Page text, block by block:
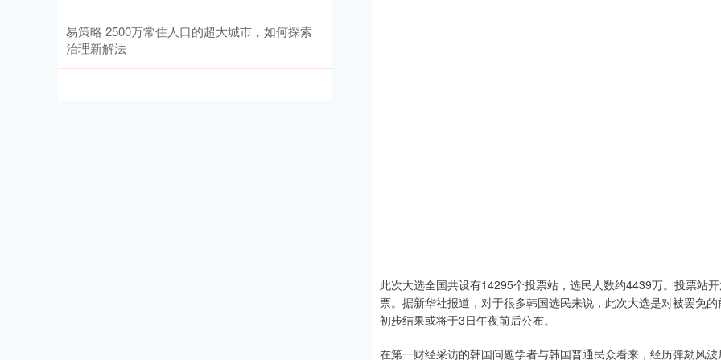
此次大选全国共设有14295个投票站，选民人数约4439万。投票站
票。据新华社报道，对于很多韩国选民来说，此次大选是对被罢免
初步结果或将于3日午夜前后公布。
在第一财经采访的韩国问题学者与韩国普通民众看来，经历弹劾风
易策略 2500万常住人口的超大城市，如何探索
治理新解法